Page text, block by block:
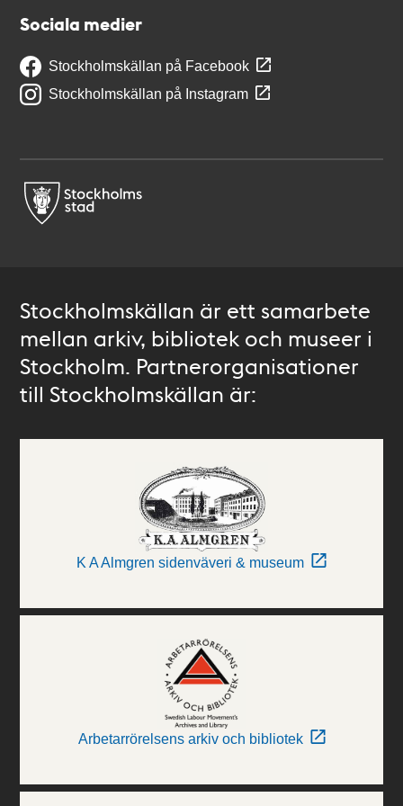
Sociala medier
Stockholmskällan på Facebook
Stockholmskällan på Instagram
Stockholmskällan är ett samarbete
mellan arkiv, bibliotek och museer i
Stockholm. Partnerorganisationer
till Stockholmskällan är:
K A Almgren sidenväveri & museum
Arbetarrörelsens arkiv och bibliotek